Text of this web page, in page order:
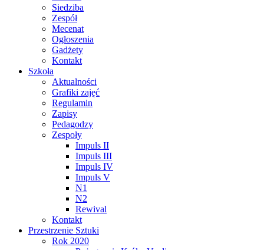
Siedziba
Zespół
Mecenat
Ogłoszenia
Gadżety
Kontakt
Szkoła
Aktualności
Grafiki zajęć
Regulamin
Zapisy
Pedagodzy
Zespoły
Impuls II
Impuls III
Impuls IV
Impuls V
N1
N2
Rewival
Kontakt
Przestrzenie Sztuki
Rok 2020